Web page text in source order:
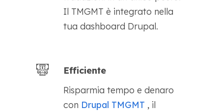
Il TMGMT è integrato nella
tua dashboard Drupal.
Efficiente
Risparmia tempo e denaro
con Drupal TMGMT , il